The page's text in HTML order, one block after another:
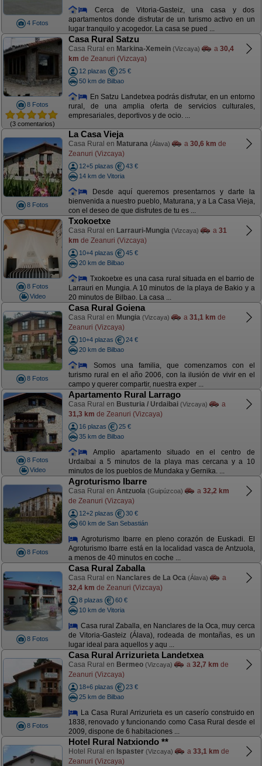
4 Fotos
Cerca de Vitoria-Gasteiz, una casa y dos
apartamentos donde disfrutar de un turismo activo en un
lugar tranquilo y acogedor. La casa se pued ...
8 Fotos
(3 comentarios)
Casa Rural Satzu
Casa Rural en Markina-Xemein (Vizcaya) a 30,4
km de Zeanuri (Vizcaya)
12 plazas
25 €
50 km de Bilbao
En Satzu Landetxea podrás disfrutar, en un entorno
rural, de una amplia oferta de servicios culturales,
empresariales, deportivos y de ocio. ...
8 Fotos
La Casa Vieja
Casa Rural en Maturana (Álava) a 30,6 km de
Zeanuri (Vizcaya)
12+5 plazas
43 €
14 km de Vitoria
Desde aquí queremos presentarnos y darte la
bienvenida a nuestro pueblo, Maturana, y a La Casa Vieja,
con el deseo de que disfrutes de tu es ...
8 Fotos
Video
Txokoetxe
Casa Rural en Larrauri-Mungia (Vizcaya) a 31
km de Zeanuri (Vizcaya)
10+4 plazas
45 €
20 km de Bilbao
Txokoetxe es una casa rural situada en el barrio de
Larrauri en Mungia. A 10 minutos de la playa de Bakio y a
20 minutos de Bilbao. La casa ...
8 Fotos
Casa Rural Goiena
Casa Rural en Mungia (Vizcaya) a 31,1 km de
Zeanuri (Vizcaya)
10+4 plazas
24 €
20 km de Bilbao
Somos una familia, que comenzamos con el
turismo rural en el año 2006, con la ilusión de vivir en el
campo y querer compartir, nuestra exper ...
8 Fotos
Video
Apartamento Rural Larrago
Casa Rural en Busturia / Urdaibai (Vizcaya)
a
31,3 km de Zeanuri (Vizcaya)
16 plazas
25 €
35 km de Bilbao
Amplio apartamento situado en el centro de
Urdaibai a 5 minutos de la playa mas cercana y a 10
minutos de los pueblos de Mundaka y Gernika. ...
8 Fotos
Agroturismo Ibarre
Casa Rural en Antzuola (Guipúzcoa) a 32,2 km
de Zeanuri (Vizcaya)
12+2 plazas
30 €
60 km de San Sebastián
Agroturismo Ibarre en pleno corazón de Euskadi. El
Agroturismo Ibarre está en la localidad vasca de Antzuola,
a menos de 40 minutos en coche ...
8 Fotos
Casa Rural Zaballa
Casa Rural en Nanclares de La Oca (Álava)
a
32,4 km de Zeanuri (Vizcaya)
8 plazas
60 €
10 km de Vitoria
Casa rural Zaballa, en Nanclares de la Oca, muy cerca
de Vitoria-Gasteiz (Álava), rodeada de montañas, es un
lugar ideal para aquellos y aqu ...
8 Fotos
Casa Rural Arrizurieta Landetxea
Casa Rural en Bermeo (Vizcaya) a 32,7 km de
Zeanuri (Vizcaya)
18+6 plazas
23 €
25 km de Bilbao
La Casa Rural Arrizurieta es un caserío construido en
1838, renovado y funcionando como Casa Rural desde el
2009, dispone de 6 habitaciones ...
Hotel Rural Natxiondo **
Hotel Rural en Ispaster (Vizcaya) a 33,1 km de
Zeanuri (Vizcaya)